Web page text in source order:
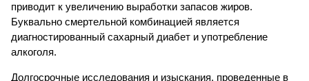
приводит к увеличению выработки запасов жиров.
Буквально смертельной комбинацией является
диагностированный сахарный диабет и употребление
алкоголя.
Долгосрочные исследования и изыскания, проведенные в